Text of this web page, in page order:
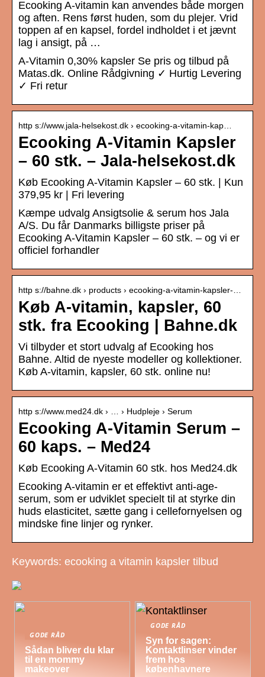
Ecooking A-vitamin kan anvendes både morgen
og aften. Rens først huden, som du plejer. Vrid
toppen af en kapsel, fordel indholdet i et jævnt
lag i ansigt, på …
A-Vitamin 0,30% kapsler Se pris og tilbud på
Matas.dk. Online Rådgivning ✓ Hurtig Levering
✓ Fri retur
http s://www.jala-helsekost.dk › ecooking-a-vitamin-kap…
Ecooking A-Vitamin Kapsler
– 60 stk. – Jala-helsekost.dk
Køb Ecooking A-Vitamin Kapsler – 60 stk. | Kun
379,95 kr | Fri levering
Kæmpe udvalg Ansigtsolie & serum hos Jala
A/S. Du får Danmarks billigste priser på
Ecooking A-Vitamin Kapsler – 60 stk. – og vi er
officiel forhandler
http s://bahne.dk › products › ecooking-a-vitamin-kapsler-…
Køb A-vitamin, kapsler, 60
stk. fra Ecooking | Bahne.dk
Vi tilbyder et stort udvalg af Ecooking hos
Bahne. Altid de nyeste modeller og kollektioner.
Køb A-vitamin, kapsler, 60 stk. online nu!
http s://www.med24.dk › … › Hudpleje › Serum
Ecooking A-Vitamin Serum –
60 kaps. – Med24
Køb Ecooking A-Vitamin 60 stk. hos Med24.dk
Ecooking A-vitamin er et effektivt anti-age-
serum, som er udviklet specielt til at styrke din
huds elasticitet, sætte gang i cellefornyelsen og
mindske fine linjer og rynker.
Keywords: ecooking a vitamin kapsler tilbud
GODE RÅD
Sådan bliver du klar
til en mommy
makeover
GODE RÅD
Syn for sagen:
Kontaktlinser vinder
frem hos
københavnere